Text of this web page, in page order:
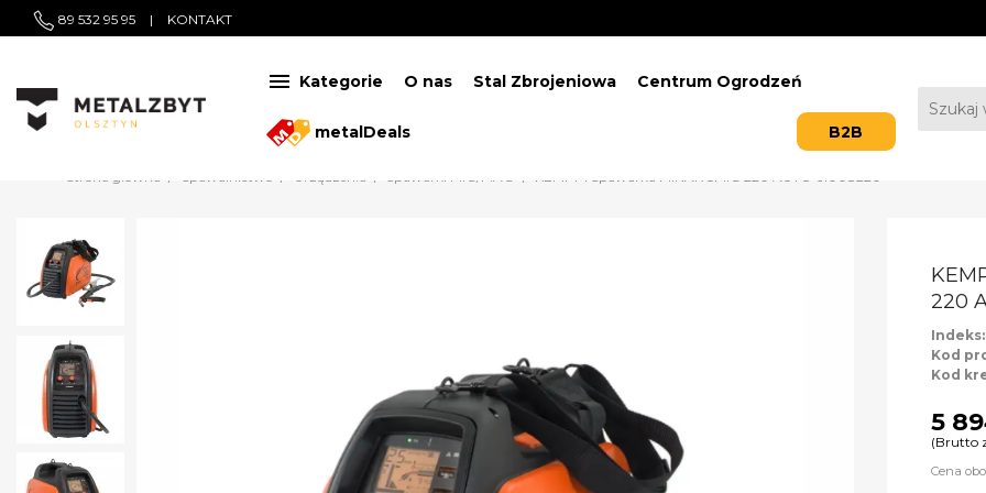
89 532 95 95 | KONTAKT
 Kategorie O nas Stal Zbrojeniowa Centrum Ogrodzeń
metalDeals B2B
220
Indeks:
Kod
Kod
5
(Brutto
Cena